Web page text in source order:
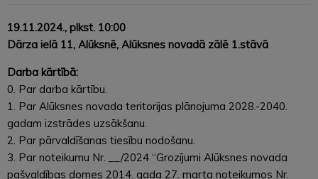
19.11.2024., plkst. 10:00
Dārza ielā 11, Alūksnē, Alūksnes novadā zālē 1.stāvā
Darba kārtībā:
0. Par darba kārtību.
1. Par Alūksnes novada teritorijas plānojuma 2028.-2040.
gadam izstrādes uzsākšanu.
2. Par pārvaldīšanas tiesību nodošanu.
3. Par noteikumu Nr. __/2024 “Grozījumi Alūksnes novada
pašvaldības domes 2014. gada 27. marta noteikumos Nr.